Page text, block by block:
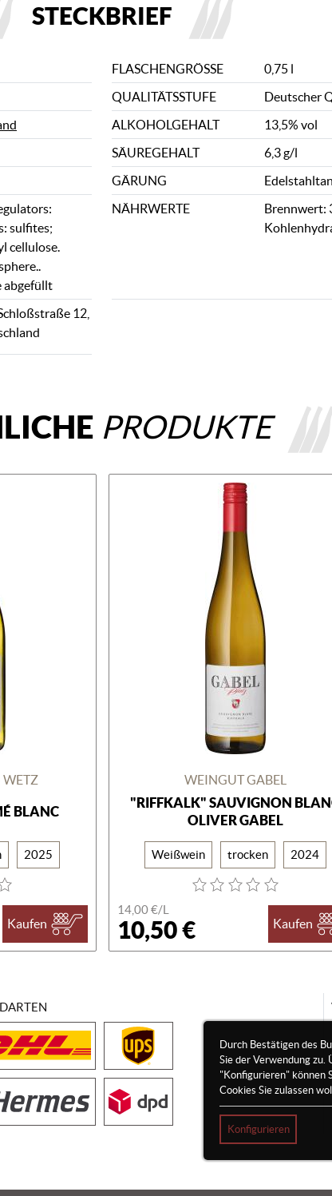
STECKBRIEF
FLASCHENGRÖSSE
0,75 l
QUALITÄTSSTUFE
Deutscher
ALKOHOLGEHALT
13,5% vol
SÄUREGEHALT
6,3 g/l
GÄRUNG
sulfites;
cellulose.
abgefüllt
NÄHRWERTE
Brennwert:
12,
PRODUKTE
WETZ
BLANC
2025
Kaufen
WEINGUT GABEL
"RIFFKALK" SAUVIGNON
OLIVER GABEL
Weißwein trocken 2024
14,00 €/L
10,50 € Kaufen
Durch Bestätigen des
Sie der Verwendung zu.
"Konfigurieren" können
Cookies Sie zulassen
Konfigurieren